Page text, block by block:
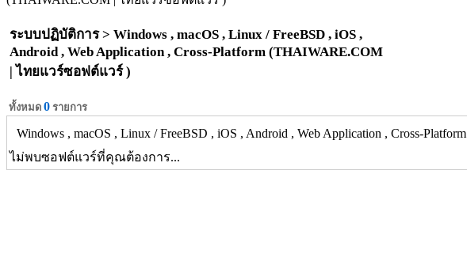
ระบบปฏิบัติการ > Windows , macOS , Linux / FreeBSD , iOS ,
Android , Web Application , Cross-Platform (THAIWARE.COM
| ไทยแวร์ซอฟต์แวร์ )
ทั้งหมด 0 รายการ
Windows , macOS , Linux / FreeBSD , iOS , Android , Web Application , Cross-Platform
ไม่พบซอฟต์แวร์ที่คุณต้องการ...